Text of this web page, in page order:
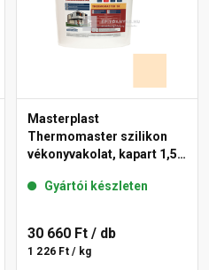
Masterplast
Thermomaster szilikon
vékonyvakolat, kapart 1,5
Gyártói készleten
30 660 Ft / db
1 226 Ft / kg